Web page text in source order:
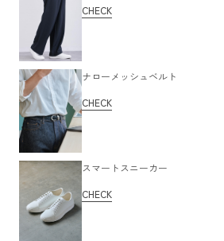
CHECK
ナローメッシュベルト
CHECK
スマートスニーカー
CHECK